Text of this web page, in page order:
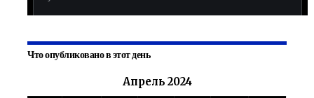
Что опубликовано в этот день
Апрель 2024